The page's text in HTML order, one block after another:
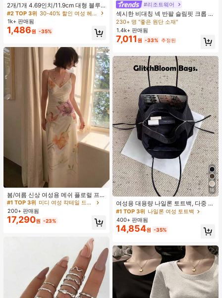
2개/1개 4.69인치/11.9cm 대형 블루
& 화이트 1피스 플라스틱 헤어 클로
클립, 데일리 웨어, 캐주얼, 파티, 출퇴
근, 휴가, 헤어스타일링, 메이크업, 의
상 매칭 비치 헤어 클립 바캉스 헤어
클러치에 적합한 세련되고 다재다능
하며 우아하고 미니멀한 단색 헤어 액
세서리
#2 TOP 3위
30-40% 할인 여성 헤어 액세서리
1k+ 판매됨
1,486원 -35%
봄/여름 신상 여성용 메쉬 플로럴 프린
트 드레스, 브이넥, 휴가 스타일, 섹시
한 비치 파티 댄스 드레스, 스파게티
스트랩 웨딩 가을
#1 TOP 3위
재고 5개 남음
#1 TOP 3위
미디 여성 칵테일 드레스
재고 5개 남음
#1 TOP 3위
미디 여성 칵테일 드레스
재고 5개 남음
#1 TOP 3위
200+ 판매됨
17,290원 -23%
#리조트웨어
섹시한 비대칭 넥 반팔 슬림핏 크롭 탑
화이트 여름
230+ 명 "좋은 원단 소재"
1.4k+ 판매됨
7,011 원 -33% 추정된
16
여성용 대용량 나일론 토트백, 다중 지
퍼 포켓, 방수 숄더 핸드백, 사무실 노
트북, 일상 출퇴근, 쇼핑에 적합
#1 TOP 3위 나일론 여성 토트백
400+ 판매됨
14,854원 -35%